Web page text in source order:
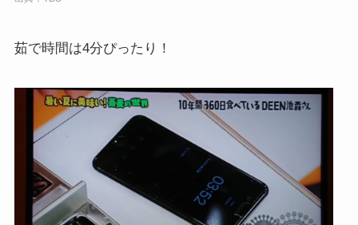
茹で時間は4分ぴったり！